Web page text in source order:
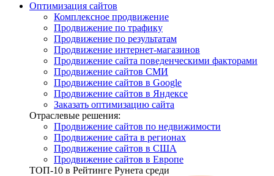
Оптимизация сайтов
Комплексное продвижение
Продвижение по трафику
Продвижение по результатам
Продвижение интернет-магазинов
Продвижение сайта поведенческими факторами
Продвижение сайтов СМИ
Продвижение сайтов в Google
Продвижение сайтов в Яндексе
Заказать оптимизацию сайта
Отраслевые решения:
Продвижение сайтов по недвижимости
Продвижение сайта в регионах
Продвижение сайтов в США
Продвижение сайтов в Европе
ТОП-10 в Рейтинге Рунета среди